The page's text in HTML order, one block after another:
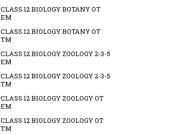
CLASS 12 BIOLOGY BOTANY OT
EM
CLASS 12 BIOLOGY BOTANY OT
TM
CLASS 12 BIOLOGY ZOOLOGY 2-3-5
EM
CLASS 12 BIOLOGY ZOOLOGY 2-3-5
TM
CLASS 12 BIOLOGY ZOOLOGY OT
EM
CLASS 12 BIOLOGY ZOOLOGY OT
TM